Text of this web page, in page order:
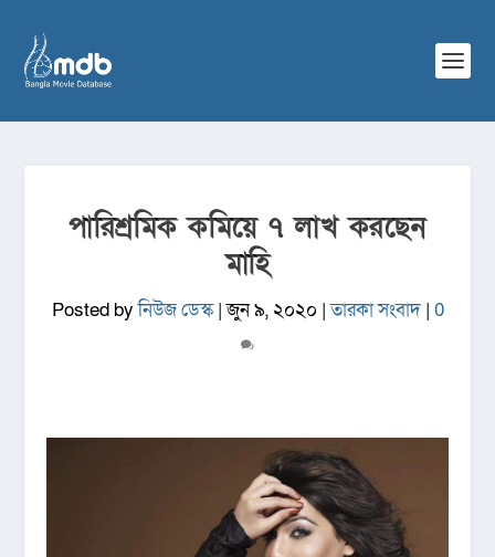
পারিশ্রমিক কমিয়ে ৭ লাখ করছেন
মাহি
Posted byনিউজ ডেস্ক|জুন ৯, ২০২০ |তারকা সংবাদ| 0